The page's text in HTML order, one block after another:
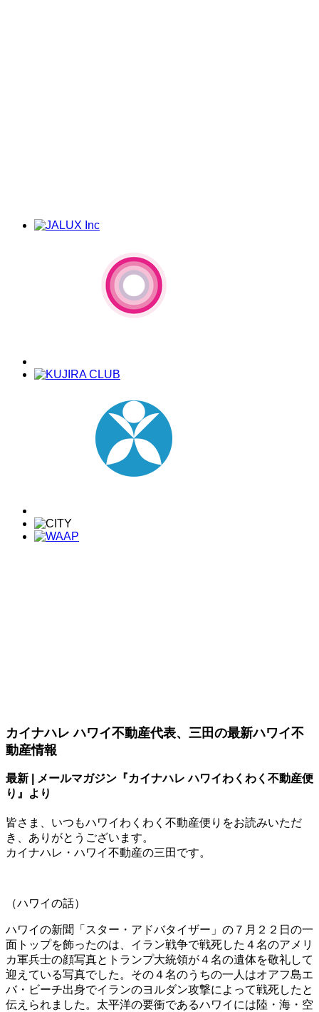
カイナハレ ハワイ不動産代表、三田の最新ハワイ不
動産情報
最新 | メールマガジン『カイナハレ ハワイわくわく不動産便
り』より
皆さま、いつもハワイわくわく不動産便りをお読みいただ
き、ありがとうございます。
カイナハレ・ハワイ不動産の三田です。
（ハワイの話）
ハワイの新聞「スター・アドバタイザー」の７月２２日の一
面トップを飾ったのは、イラン戦争で戦死した４名のアメリ
カ軍兵士の顔写真とトランプ大統領が４名の遺体を敬礼して
迎えている写真でした。その４名のうちの一人はオアフ島エ
バ・ビーチ出身でイランのヨルダン攻撃によって戦死したと
伝えられました。太平洋の要衝であるハワイには陸・海・空